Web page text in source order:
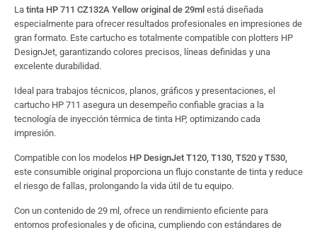
La tinta HP 711 CZ132A Yellow original de 29ml está diseñada
especialmente para ofrecer resultados profesionales en impresiones de
gran formato. Este cartucho es totalmente compatible con plotters HP
DesignJet, garantizando colores precisos, líneas definidas y una
excelente durabilidad.
Ideal para trabajos técnicos, planos, gráficos y presentaciones, el
cartucho HP 711 asegura un desempeño confiable gracias a la
tecnología de inyección térmica de tinta HP, optimizando cada
impresión.
Compatible con los modelos HP DesignJet T120, T130, T520 y T530,
este consumible original proporciona un flujo constante de tinta y reduce
el riesgo de fallas, prolongando la vida útil de tu equipo.
Con un contenido de 29 ml, ofrece un rendimiento eficiente para
entornos profesionales y de oficina, cumpliendo con estándares de